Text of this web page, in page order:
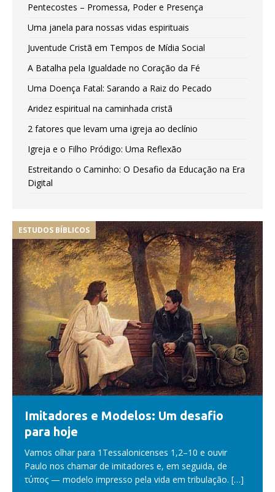
Pentecostes – Promessa, Poder e Presença
Uma janela para nossas vidas espirituais
Juventude Cristã em Tempos de Mídia Social
A Batalha pela Igualdade no Coração da Fé
Uma Doença Fatal: Sarando a Raiz do Pecado
Aridez espiritual na caminhada cristã
2 fatores que levam uma igreja ao declínio
Igreja e o Filho Pródigo: Uma Reflexão
Estreitando o Caminho: O Desafio da Educação na Era
Digital
ESTUDOS BÍBLICOS
Imitadores e Modelos: Um desafio
para hoje
Vamos olhar para 1Tessalonicenses 1,2–10 e ouvir
Paulo nos chamar de imitadores e, em seguida, de
τύπος — modelo impresso pela vida em tribulação. […]